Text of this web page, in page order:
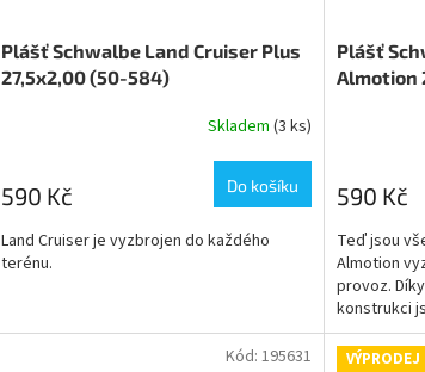
Plášť Schwalbe Land Cruiser Plus
27,5x2,00 (50-584)
Skladem (3 ks)
590 Kč Do košíku
Land Cruiser je vyzbrojen do každého
terénu.
Plášť
Almotion
590 Kč
Teď jsou
Almotion
provoz.
konstrukci
Kód: 195631
VÝPRODEJ